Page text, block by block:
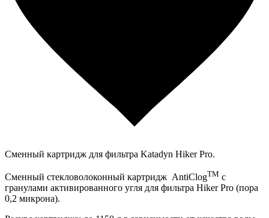
Сменный картридж для фильтра Katadyn Hiker Pro.
Сменный стекловолоконный картридж AntiClogTM с
гранулами активированного угля для фильтра Hiker Pro (пора
0,2 микрона).